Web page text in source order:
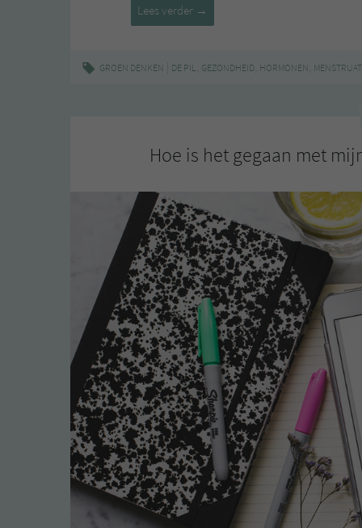
Lees verder Stoppen
met
pil
→
GROEN DENKEN DE PIL, GEZONDHEID, HORMONEN,
Hoe is het gegaan met